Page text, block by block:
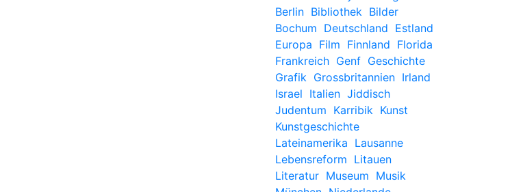
Berlin Bibliothek Bilder
Bochum Deutschland Estland
Europa Film Finnland Florida
Frankreich Genf Geschichte
Grafik Grossbritannien Irland
Israel Italien Jiddisch
Judentum Karribik Kunst
Kunstgeschichte
Lateinamerika Lausanne
Lebensreform Litauen
Literatur Museum Musik